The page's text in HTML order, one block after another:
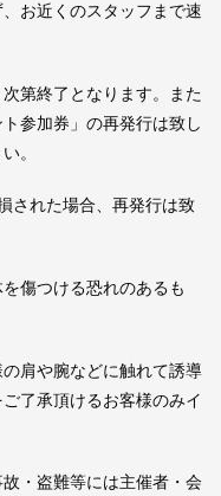
お近くのスタッフまで速
第終了となります。また
参加券」の再発行は致し
。
された場合、再発行は致
傷つける恐れのあるも
肩や腕などに触れて誘導
了承頂けるお客様のみイ
・盗難等には主催者・会